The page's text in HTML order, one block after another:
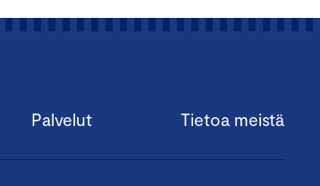
Palvelut Tietoa meistä